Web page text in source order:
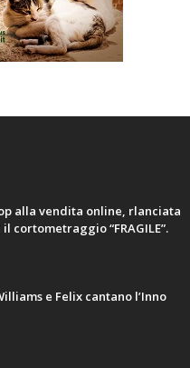
alla vendita online, rlanciata
cortometraggio “FRAGILE”.
e Felix cantano l’Inno